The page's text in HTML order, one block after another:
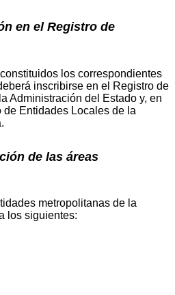
en el Registro de
los correspondientes
inscribirse en el Registro de
Administración del Estado y, en
de Entidades Locales de la
de las áreas
metropolitanas de la
los siguientes: